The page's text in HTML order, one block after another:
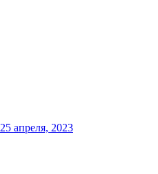
25 апреля, 2023